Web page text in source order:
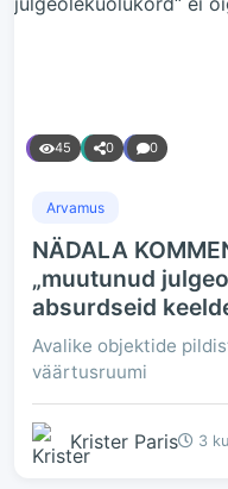
45 0 0
Arvamus
NÄDALA
„muutunud
absurdseid
Avalike objektide
väärtusruumi
Krister Paris 3